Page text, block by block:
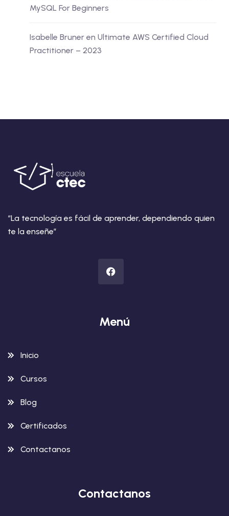
MySQL For Beginners
Isabelle Bruner en Ultimate AWS Certified Cloud
Practitioner – 2023
“La tecnología es fácil de aprender, dependiendo quien
te la enseñe”
Menú
Inicio
Cursos
Blog
Certificados
Contactanos
Contactanos